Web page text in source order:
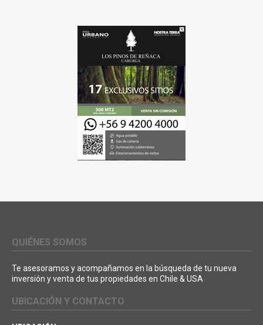
QUIÉNES SOMOS
Te asesoramos y acompañamos en la búsqueda de tu nueva
inversión y venta de tus propiedades en Chile & USA
UBICACIÓN Y CONTACTO